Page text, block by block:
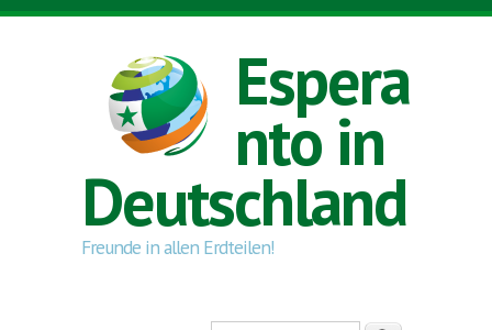
Direkt zum Inhalt
Espera
nto in
Deutschland
Freunde in allen Erdteilen!